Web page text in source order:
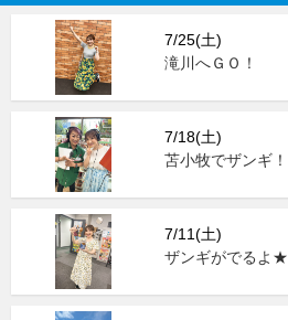
7/25(土)
滝川へＧＯ！
7/18(土)
苫小牧でザンギ！
7/11(土)
ザンギがでるよ★